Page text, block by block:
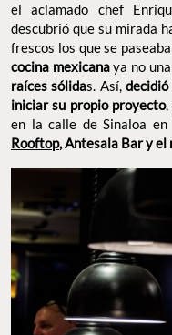
el aclamado chef
descubrió que su mirada
frescos los que se
cocina mexicanaya no
raíces sólidas. Así,
iniciar su propio proyecto,
en la calle de Sinaloa en
Rooftop, Antesala Bar y